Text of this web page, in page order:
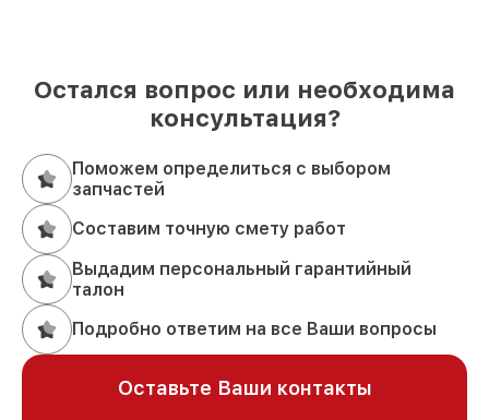
Остался вопрос или необходима
консультация?
Поможем определиться с выбором
запчастей
Составим точную смету работ
Выдадим персональный гарантийный
талон
Подробно ответим на все Ваши вопросы
Оставьте Ваши контакты